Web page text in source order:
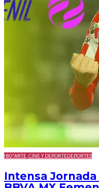
180ºARTE, CINE Y DEPORTEDEPORTES
Intensa